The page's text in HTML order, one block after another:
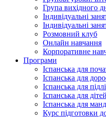
Група вихідного
Індивідуальні
Індивідуальні
Розмовний клуб
Онлайн навчання
Корпоративне
Програми
Іспанська для
Іспанська для
Іспанська для
Іспанська для дітей
Іспанська для
Курс підготовки